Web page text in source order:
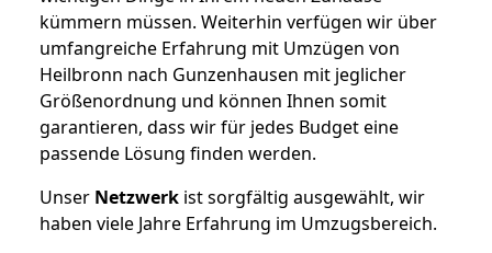
kümmern müssen. Weiterhin verfügen wir über
umfangreiche Erfahrung mit Umzügen von
Heilbronn nach Gunzenhausen mit jeglicher
Größenordnung und können Ihnen somit
garantieren, dass wir für jedes Budget eine
passende Lösung finden werden.
Unser Netzwerk ist sorgfältig ausgewählt, wir
haben viele Jahre Erfahrung im Umzugsbereich.